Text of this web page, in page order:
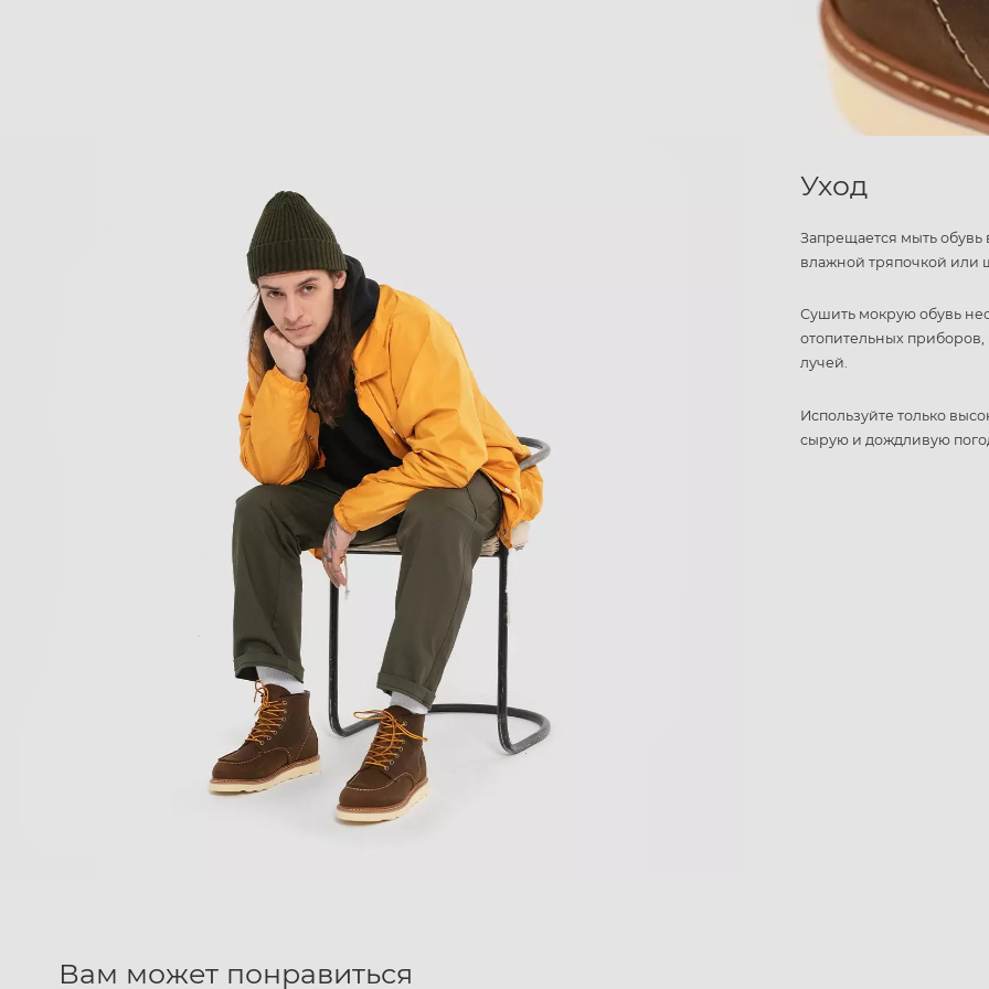
Уход
Запрещается мыть
влажной тряпочкой или
Сушить мокрую обувь
отопительных
лучей.
Используйте только
сырую и дождливую
Вам может понравиться